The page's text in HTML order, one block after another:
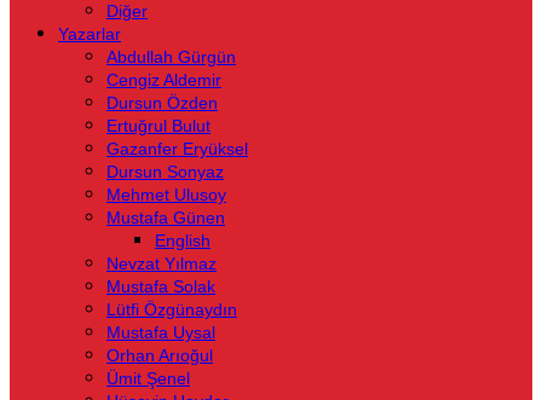
Diğer
Yazarlar
Abdullah Gürgün
Cengiz Aldemir
Dursun Özden
Ertuğrul Bulut
Gazanfer Eryüksel
Dursun Sonyaz
Mehmet Ulusoy
Mustafa Günen
English
Nevzat Yılmaz
Mustafa Solak
Lütfi Özgünaydın
Mustafa Uysal
Orhan Arıoğul
Ümit Şenel